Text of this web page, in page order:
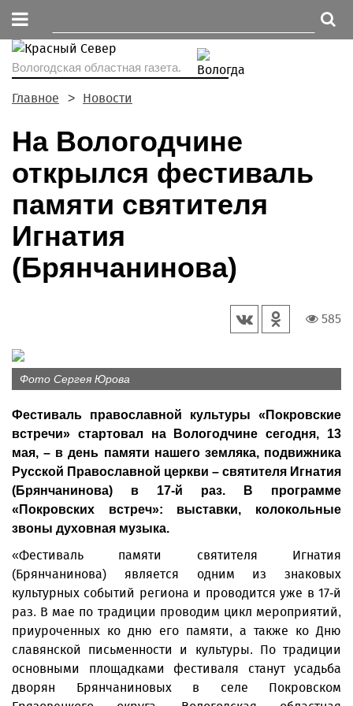
Вологодская областная газета.
Главное Новости
На Вологодчине
открылся фестиваль
памяти святителя
Игнатия
(Брянчанинова)
585
Фото Сергея Юрова
Фестиваль православной культуры «Покровские
встречи» стартовал на Вологодчине сегодня, 13
мая, – в день памяти нашего земляка, подвижника
Русской Православной церкви – святителя Игнатия
(Брянчанинова) в 17-й раз. В программе
«Покровских встреч»: выставки, колокольные
звоны духовная музыка.
«Фестиваль памяти святителя Игнатия
(Брянчанинова) является одним из знаковых
культурных событий региона и проводится уже в 17-й
раз. В мае по традиции проводим цикл мероприятий,
приуроченных ко дню его памяти, а также ко Дню
славянской письменности и культуры. По традиции
основными площадками фестиваля станут усадьба
дворян Брянчаниновых в селе Покровском